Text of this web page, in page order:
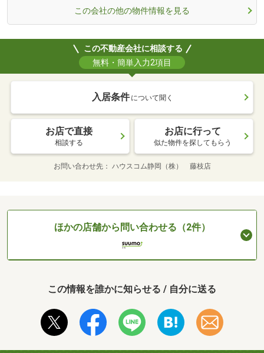
この会社の他の物件情報を見る
この不動産会社に相談する
無料・簡単入力2項目
入居条件 について聞く
お店で直接
相談する
お店に行って
似た物件を探してもらう
お問い合わせ先 ハウスコム静岡（株） 藤枝店
ほかの店舗から問い合わせる（2件）
この情報を誰かに知らせる / 自分に送る